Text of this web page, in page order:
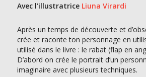
Avec l’illustratrice Liuna Virardi
Après un temps de découverte et
crée et raconte ton personnage en
utilisé dans le livre : le rabat (flap en
D’abord on crée le portrait d’un
imaginaire avec plusieurs techniques.